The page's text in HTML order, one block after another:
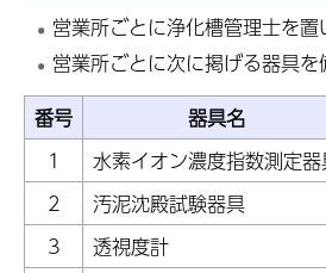
営業所ごとに浄化槽管理士を置
営業所ごとに次に掲げる器具を
番号
器具名
1
水素イオン濃度指数測定
2
汚泥沈殿試験器具
3
透視度計